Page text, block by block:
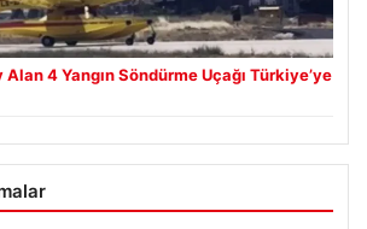
Alan 4 Yangın Söndürme Uçağı Türkiye’ye